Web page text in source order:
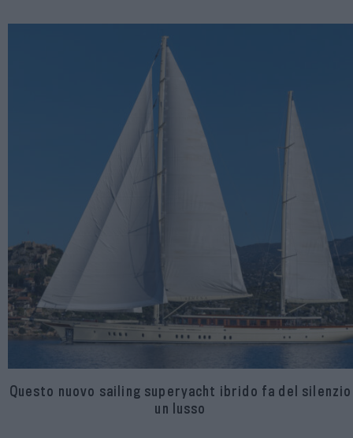
Questo nuovo sailing superyacht ibrido fa del silenzio
un lusso